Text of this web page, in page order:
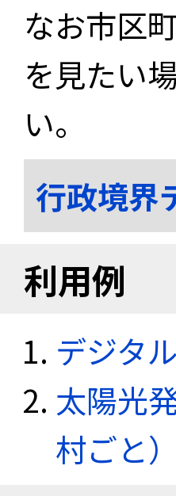
なお市区
を見たい
い。
行政境界
利用例
デジタ
太陽光
村ごと